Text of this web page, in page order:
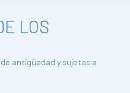
LOS
antigüedad y sujetas a